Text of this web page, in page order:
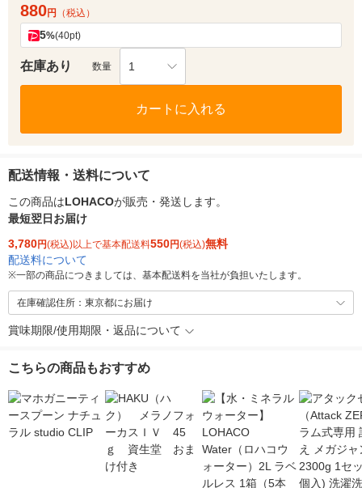
880円 （税込）
5%(40pt)
在庫あり 数量 1
カートに入れる
配送情報・送料について
この商品はLOHACOが販売・発送します。
最短翌日お届け
3,780円(税込)以上で基本配送料550円(税込)無料
配送料について
※一部の商品につきましては、基本配送料を当社が負担いたします。
在庫確認住所：東京都にお届け
賞味期限/使用期限・返品について
こちらの商品もおすすめ